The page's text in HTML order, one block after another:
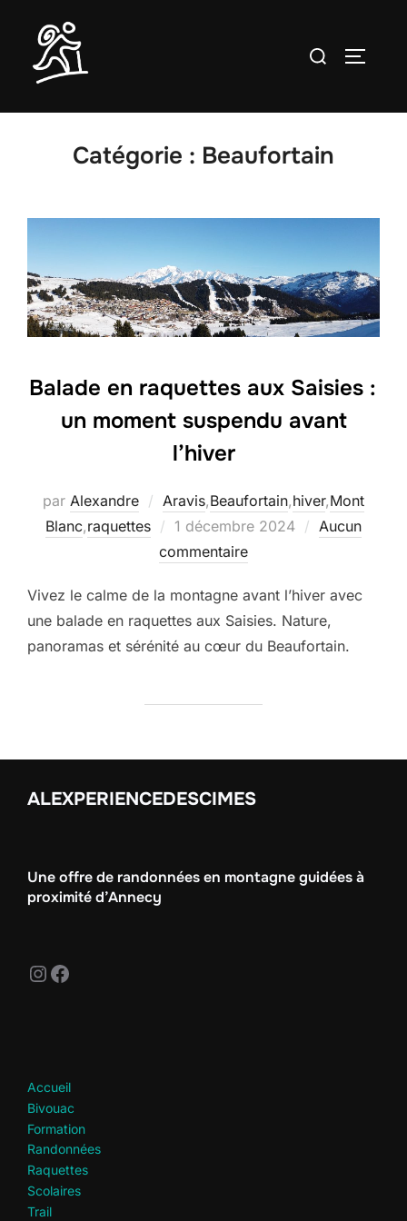
contenu
Rechercher :
Catégorie : Beaufortain
Balade en raquettes aux Saisies :
un moment suspendu avant
l’hiver
par Alexandre Aravis,Beaufortain,hiver,Mont
Blanc,raquettes
Publié
le
1 décembre 2024
Aucun
commentaire
Vivez le calme de la montagne avant l’hiver avec
une balade en raquettes aux Saisies. Nature,
panoramas et sérénité au cœur du Beaufortain.
ALEXPERIENCEDESCIMES
Une offre de randonnées en montagne guidées à
proximité d’Annecy
Instagram
Facebook
Accueil
Bivouac
Formation
Randonnées
Raquettes
Scolaires
Trail